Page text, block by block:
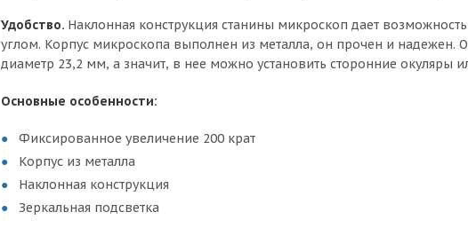
Удобство. Наклонная конструкция станины микроскоп дает
углом. Корпус микроскопа выполнен из металла, он прочен и надежен.
диаметр 23,2 мм, а значит, в нее можно установить сторонние окуляры
Основные особенности:
Фиксированное увеличение 200 крат
Корпус из металла
Наклонная конструкция
Зеркальная подсветка